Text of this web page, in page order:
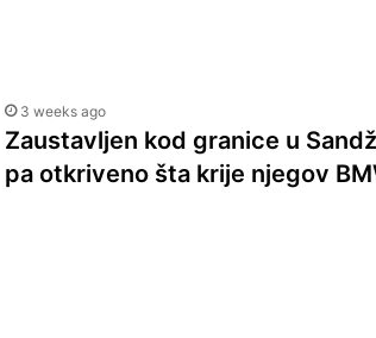
3 weeks ago
Zaustavljen kod granice u
pa otkriveno šta krije njegov